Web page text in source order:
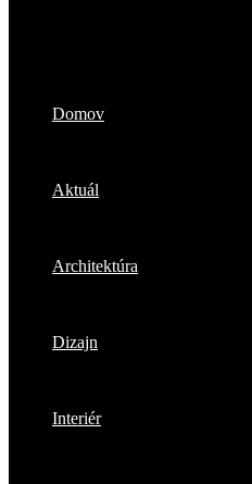
Domov
Aktuál
Architektúra
Dizajn
Interiér